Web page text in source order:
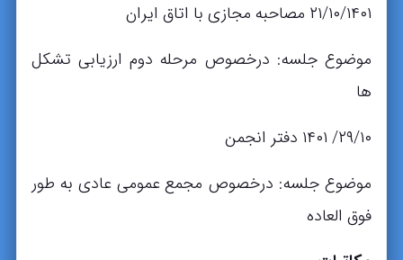
۲۱/۱۰/۱۴۰۱ مصاحبه مجازی با اتاق ایران
موضوع جلسه: درخصوص مرحله دوم ارزیابی تشکل
ها
۲۹/۱۰/ ۱۴۰۱ دفتر انجمن
موضوع جلسه: درخصوص مجمع عمومی عادی به طور
فوق العاده